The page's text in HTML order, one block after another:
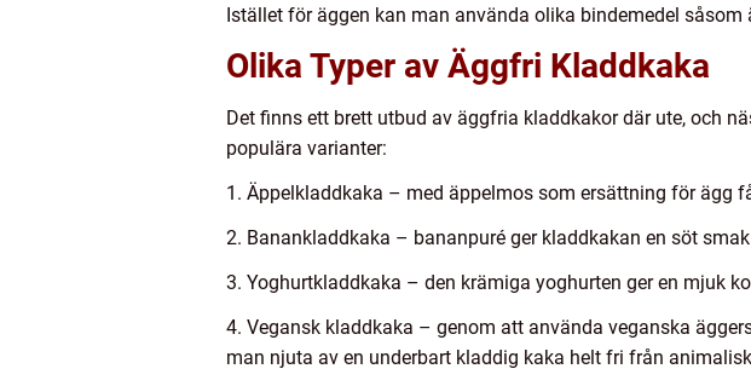
Istället för äggen kan man använda olika bindemedel
Olika Typer av Äggfri Kladdkaka
Det finns ett brett utbud av äggfria kladdkakor där ute, och
populära varianter:
1. Äppelkladdkaka – med äppelmos som ersättning för ägg
2. Banankladdkaka – bananpuré ger kladdkakan en söt
3. Yoghurtkladdkaka – den krämiga yoghurten ger en mjuk
4. Vegansk kladdkaka – genom att använda veganska
man njuta av en underbart kladdig kaka helt fri från